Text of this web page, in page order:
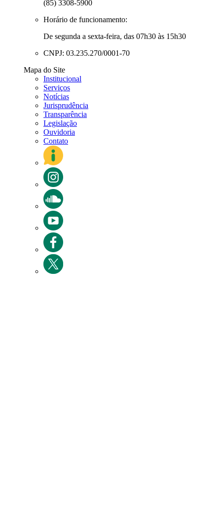
(85) 3308-5900
Horário de funcionamento:
De segunda a sexta-feira, das 07h30 às 15h30
CNPJ: 03.235.270/0001-70
Mapa do Site
Institucional
Serviços
Notícias
Jurisprudência
Transparência
Legislação
Ouvidoria
Contato